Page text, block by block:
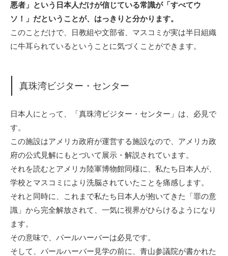
悪者」という日本人だけが信じている常識が「すべてウ
ソ！」だということが、はっきりと分かります。
このことだけで、日教組や文部省、マスコミが実は半日組織
に牛耳られているということに気づくことができます。
真珠湾ビジター・センター
日本人にとって、「真珠湾ビジター・センター」は、必見で
す。
この施設はアメリカ政府が運営する施設なので、アメリカ政
府の公式見解にもとづいて展示・解説されています。
それを読むとアメリカ陸軍博物館同様に、私たち日本人が、
学校とマスコミにより洗脳されていたことを痛感します。
それと同時に、これまで私たち日本人が抱いてきた「罪の意
識」から完全解放されて、一気に視界がひらけるようになり
ます。
その意味で、パールハーバーは必見です。
そして、パールハーバー見学の前に、青山参議院が書かれた